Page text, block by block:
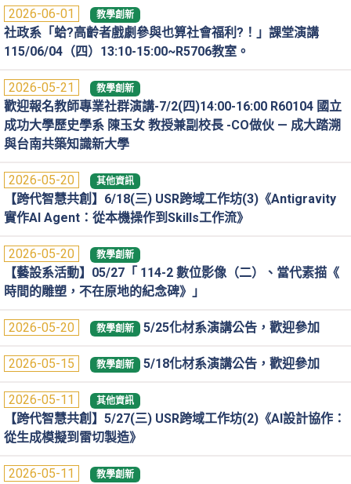
2026-06-01 教學創新
社政系「蛤?高齡者戲劇參與也算社會福利?！」課堂演講
115/06/04（四）13:10-15:00~R5706教室。
2026-05-21 教學創新
歡迎報名教師專業社群演講-7/2(四)14:00-16:00 R60104 國立
成功大學歷史學系 陳玉女 教授兼副校長 -CO做伙 — 成大踏溯
與台南共築知識新大學
2026-05-20 其他資訊
【跨代智慧共創】6/18(三) USR跨域工作坊(3)《Antigravity
實作AI Agent：從本機操作到Skills工作流》
2026-05-20 教學創新
【藝設系活動】05/27「 114-2 數位影像（二）、當代素描《
時間的雕塑，不在原地的紀念碑》」
2026-05-20 教學創新 5/25化材系演講公告，歡迎參加
2026-05-15 教學創新 5/18化材系演講公告，歡迎參加
2026-05-11 其他資訊
【跨代智慧共創】5/27(三) USR跨域工作坊(2)《AI設計協作：
從生成模擬到雷切製造》
2026-05-11 教學創新